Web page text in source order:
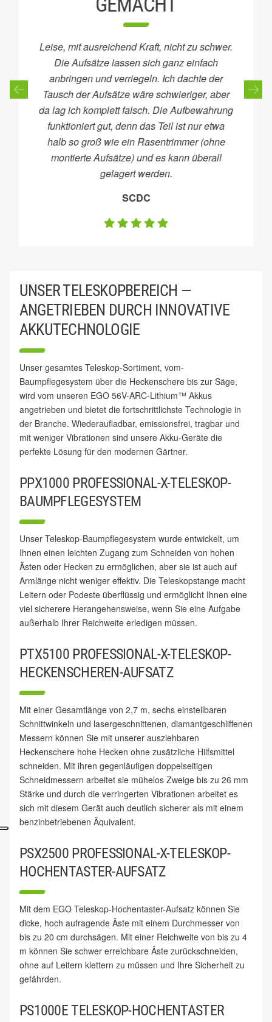
Leise, mit ausreichend Kraft, nicht zu schwer.
Die Aufsätze lassen sich ganz einfach
anbringen und verriegeln. Ich dachte der
Tausch der Aufsätze wäre schwieriger, aber
da lag ich komplett falsch. Die Aufbewahrung
funktioniert gut, denn das Teil ist nur etwa
halb so groß wie ein Rasentrimmer (ohne
montierte Aufsätze) und es kann überall
gelagert werden.
SCDC
UNSER TELESKOPBEREICH —
ANGETRIEBEN DURCH INNOVATIVE
AKKUTECHNOLOGIE
Unser gesamtes Teleskop-Sortiment, vom-
Baumpflegesystem über die Heckenschere bis zur Säge,
wird vom unseren EGO 56V-ARC-Lithium™ Akkus
angetrieben und bietet die fortschrittlichste Technologie in
der Branche. Wiederaufladbar, emissionsfrei, tragbar und
mit weniger Vibrationen sind unsere Akku-Geräte die
perfekte Lösung für den modernen Gärtner.
PPX1000 PROFESSIONAL-X-TELESKOP-
BAUMPFLEGESYSTEM
Unser Teleskop-Baumpflegesystem wurde entwickelt, um
Ihnen einen leichten Zugang zum Schneiden von hohen
Ästen oder Hecken zu ermöglichen, aber sie ist auch auf
Armlänge nicht weniger effektiv. Die Teleskopstange macht
Leitern oder Podeste überflüssig und ermöglicht Ihnen eine
viel sicherere Herangehensweise, wenn Sie eine Aufgabe
außerhalb Ihrer Reichweite erledigen müssen.
PTX5100 PROFESSIONAL-X-TELESKOP-
HECKENSCHEREN-AUFSATZ
Mit einer Gesamtlänge von 2,7 m, sechs einstellbaren
Schnittwinkeln und lasergeschnittenen, diamantgeschliffenen
Messern können Sie mit unserer ausziehbaren
Heckenschere hohe Hecken ohne zusätzliche Hilfsmittel
schneiden. Mit ihren gegenläufigen doppelseitigen
Schneidmessern arbeitet sie mühelos Zweige bis zu 26 mm
Stärke und durch die verringerten Vibrationen arbeitet es
sich mit diesem Gerät auch deutlich sicherer als mit einem
benzinbetriebenen Äquivalent.
PSX2500 PROFESSIONAL-X-TELESKOP-
HOCHENTASTER-AUFSATZ
Mit dem EGO Teleskop-Hochentaster-Aufsatz können Sie
dicke, hoch aufragende Äste mit einem Durchmesser von
bis zu 20 cm durchsägen. Mit einer Reichweite von bis zu 4
m können Sie schwer erreichbare Äste zurückschneiden,
ohne auf Leitern klettern zu müssen und Ihre Sicherheit zu
gefährden.
PS1000E TELESKOP-HOCHENTASTER